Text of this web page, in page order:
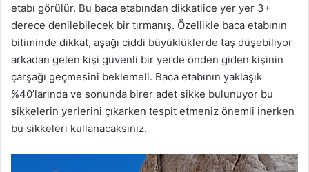
etabı görülür. Bu baca etabından dikkatlice yer yer 3+
derece denilebilecek bir tırmanış. Özellikle baca etabının
bitiminde dikkat, aşağı ciddi büyüklüklerde taş düşebiliyor
arkadan gelen kişi güvenli bir yerde önden giden kişinin
çarşağı geçmesini beklemeli. Baca etabının yaklaşık
%40’larında ve sonunda birer adet sikke bulunuyor bu
sikkelerin yerlerini çıkarken tespit etmeniz önemli inerken
bu sikkeleri kullanacaksınız.